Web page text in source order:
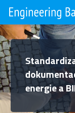
energie a